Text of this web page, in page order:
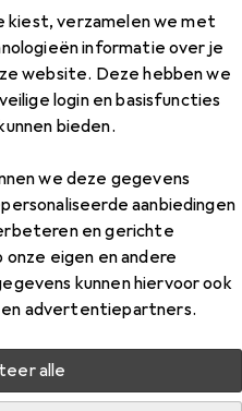
kiest, verzamelen we met
informatie over je
website. Deze hebben we
login en basisfuncties
bieden.
we deze gegevens
aanbiedingen
en gerichte
eigen en andere
kunnen hiervoor ook
advertentiepartners.
alle
veiligheidsschoen
de Abeba ESD-
Zolen.